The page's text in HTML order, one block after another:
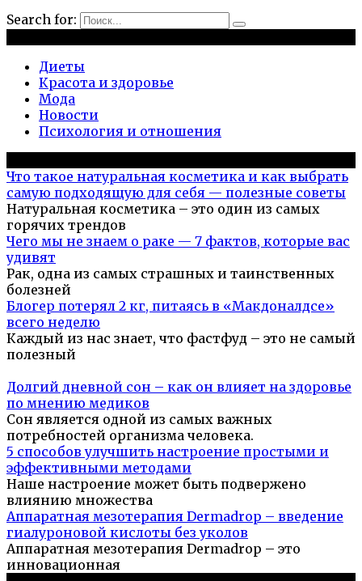
Search for:
Диеты
Красота и здоровье
Мода
Новости
Психология и отношения
Что такое натуральная косметика и как выбрать
самую подходящую для себя — полезные советы
Натуральная косметика – это один из самых
горячих трендов
Чего мы не знаем о раке — 7 фактов, которые вас
удивят
Рак, одна из самых страшных и таинственных
болезней
Блогер потерял 2 кг, питаясь в «Макдоналдсе»
всего неделю
Каждый из нас знает, что фастфуд – это не самый
полезный
Долгий дневной сон – как он влияет на здоровье
по мнению медиков
Сон является одной из самых важных
потребностей организма человека.
5 способов улучшить настроение простыми и
эффективными методами
Наше настроение может быть подвержено
влиянию множества
Аппаратная мезотерапия Dermadrop – введение
гиалуроновой кислоты без уколов
Аппаратная мезотерапия Dermadrop – это
инновационная